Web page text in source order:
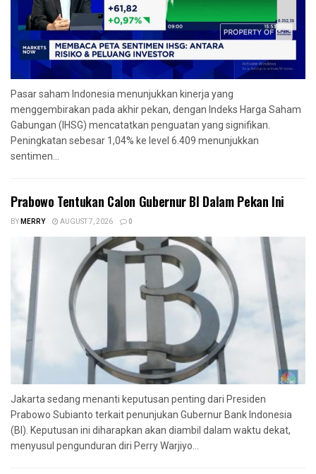
Pasar saham Indonesia menunjukkan kinerja yang
menggembirakan pada akhir pekan, dengan Indeks Harga Saham
Gabungan (IHSG) mencatatkan penguatan yang signifikan.
Peningkatan sebesar 1,04% ke level 6.409 menunjukkan
sentimen...
Prabowo Tentukan Calon Gubernur BI Dalam Pekan Ini
BYMERRY AUGUST 7, 2026 0
Jakarta sedang menanti keputusan penting dari Presiden
Prabowo Subianto terkait penunjukan Gubernur Bank Indonesia
(BI). Keputusan ini diharapkan akan diambil dalam waktu dekat,
menyusul pengunduran diri Perry Warjiyo...